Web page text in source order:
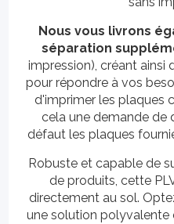
Nous vous livrons
séparation
impression), créant ainsi
pour répondre à vos
d'imprimer les plaques
cela une demande de
défaut les plaques
Robuste et capable de
de produits, cette
directement au sol.
une solution polyvalente